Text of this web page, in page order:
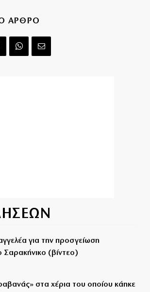
ΑΡΘΡΟ
για την προσγείωση
Σαρακήνικο (βίντεο)
στα χέρια του οποίου κάηκε